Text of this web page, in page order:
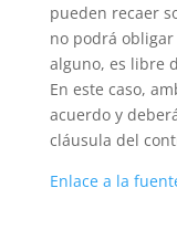
pueden recaer
no podrá
alguno, es libre
En este caso,
acuerdo y
cláusula del
Enlace a la